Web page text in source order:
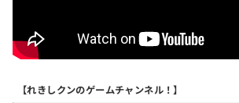
【れきしクンのゲームチャンネル！】